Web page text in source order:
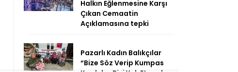
Halkın Eğlenmesine Karşı
Çıkan Cemaatin
Açıklamasına tepki
Pazarlı Kadın Balıkçılar
“Bize Söz Verip Kumpas